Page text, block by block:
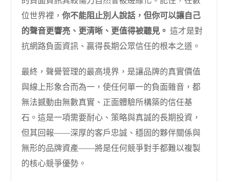
位世界裡，你不能阻止別人說話，但你可以讓自己
的聲音更響亮、更清晰、更值得被聽見。 這才是對
抗網路負面資訊、贏得長期公眾信任的根本之道。
最終，聲譽管理的最高境界，是讓品牌的真實價值
與線上形象合而為一，使任何單一的負面雜音，都
無法撼動由無數真實、正面體驗所構築的信任基
石。這是一項需要耐心、策略與真誠的長期投資，
但其回報——深厚的客戶忠誠、穩固的夥伴關係與
無形的品牌資產——將是任何競爭對手都難以複製
的核心競爭優勢。